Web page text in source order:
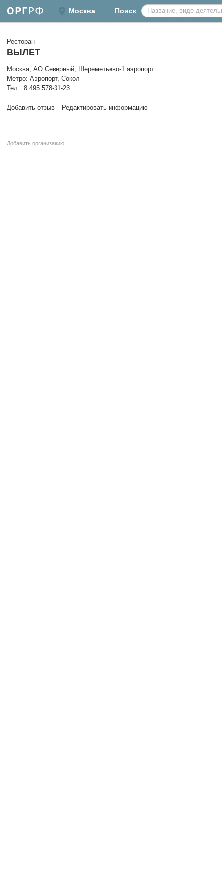
Москва Поиск
Ресторан
ВЫЛЕТ
Москва, АО Северный, Шереметьево-1 аэропорт
Метро: Аэропорт, Сокол
Тел.: 8 495 578-31-23
Добавить отзыв Редактировать информацию
Добавить организацию